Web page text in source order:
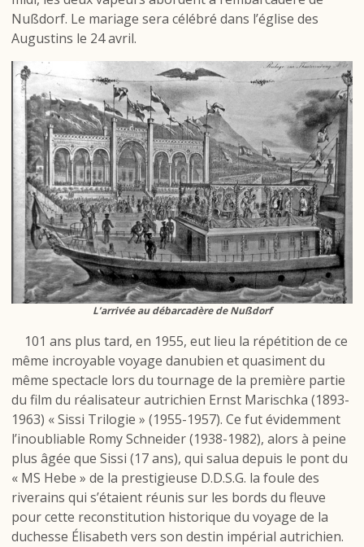
Nußdorf. Le mariage sera célébré dans l’église des
Augustins le 24 avril.
L’arrivée au débarcadère de Nußdorf
101 ans plus tard, en 1955, eut lieu la répétition de ce
même incroyable voyage danubien et quasiment du
même spectacle lors du tournage de la première partie
du film du réalisateur autrichien Ernst Marischka (1893-
1963) « Sissi Trilogie » (1955-1957). Ce fut évidemment
l’inoubliable Romy Schneider (1938-1982), alors à peine
plus âgée que Sissi (17 ans), qui salua depuis le pont du
« MS Hebe » de la prestigieuse D.D.S.G. la foule des
riverains qui s’étaient réunis sur les bords du fleuve
pour cette reconstitution historique du voyage de la
duchesse Élisabeth vers son destin impérial autrichien.